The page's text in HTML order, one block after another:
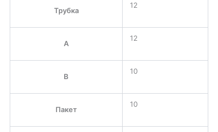
Трубка
12
A
12
B
10
Пакет
10